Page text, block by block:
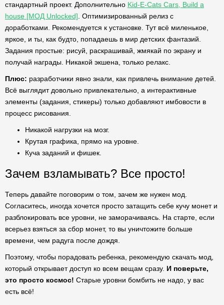
стандартный проект. Дополнительно Kid-E-Cats Cars, Build a
house [МОД Unlocked] . Оптимизированный релиз с
доработками. Рекомендуется к установке. Тут всё миленькое,
яркое, и ты, как будто, попадаешь в мир детских фантазий.
Задания простые: рисуй, раскрашивай, жмякай по экрану и
получай награды. Никакой экшена, только релакс.
Плюс: разработчики явно знали, как привлечь внимание детей.
Всё выглядит довольно привлекательно, а интерактивные
элементы (задания, стикеры) только добавляют имбовости в
процесс рисования.
Никакой нагрузки на мозг.
Крутая графика, прямо на уровне.
Куча заданий и фишек.
Зачем взламывать? Все просто!
Теперь давайте поговорим о том, зачем же нужен мод.
Согласитесь, иногда хочется просто затащить себе кучу монет и
разблокировать все уровни, не заморачиваясь. На старте, если
всерьез взяться за сбор монет, то вы уничтожите больше
времени, чем радуга после дождя.
Поэтому, чтобы порадовать ребенка, рекомендую скачать мод,
который открывает доступ ко всем вещам сразу. И поверьте,
это просто космос! Старые уровни бомбить не надо, у вас
есть всё!